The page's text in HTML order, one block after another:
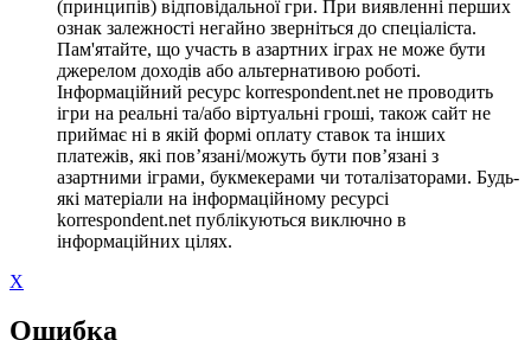
(принципів) відповідальної гри. При виявленні перших
ознак залежності негайно зверніться до спеціаліста.
Пам'ятайте, що участь в азартних іграх не може бути
джерелом доходів або альтернативою роботі.
Інформаційний ресурс korrespondent.net не проводить
ігри на реальні та/або віртуальні гроші, також сайт не
приймає ні в якій формі оплату ставок та інших
платежів, які пов’язані/можуть бути пов’язані з
азартними іграми, букмекерами чи тоталізаторами. Будь-
які матеріали на інформаційному ресурсі
korrespondent.net публікуються виключно в
інформаційних цілях.
X
Ошибка